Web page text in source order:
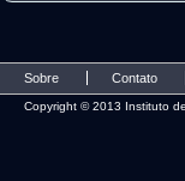
Sobre Contato
Copyright © 2013 Instituto